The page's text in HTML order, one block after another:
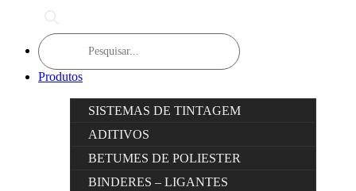
Products
search
Produtos
SISTEMAS DE TINTAGEM
ADITIVOS
BETUMES DE POLIESTER
BINDERES – LIGANTES